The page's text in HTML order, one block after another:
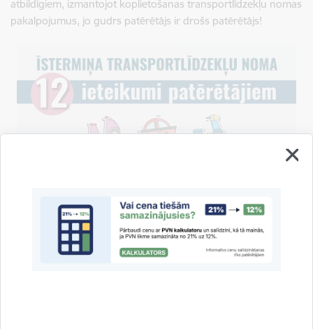
atbildīgiem, izmantojot koplietošanas transportlīdzekļu nomas
pakalpojumus, jo gudrs patērētājs ir drošs patērētājs!